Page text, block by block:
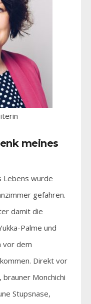
meines
Lebens wurde
gefahren.
damit die
Palme und
vor dem
Direkt vor
Monchichi
Stupsnase,